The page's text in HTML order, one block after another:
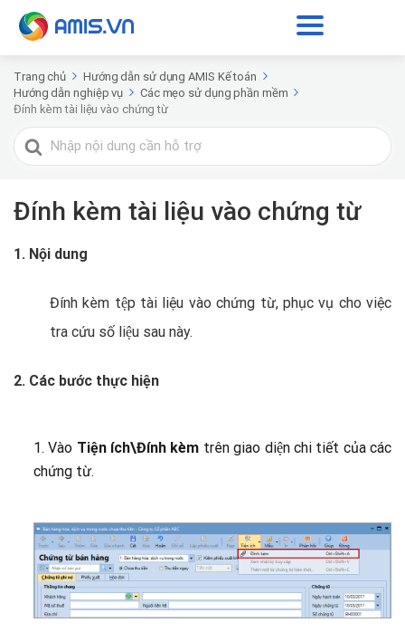
Trang chủ
Hướng dẫn sử dụng AMIS Kế toán
Hướng dẫn nghiệp vụ
Các mẹo sử dụng phần mềm
Đính kèm tài liệu vào chứng từ
Tìm
kiếm
Đính kèm tài liệu vào chứng từ
1. Nội dung
Đính kèm tệp tài liệu vào chứng từ, phục vụ cho việc
tra cứu số liệu sau này.
2. Các bước thực hiện
1. Vào Tiện ích\Đính kèm trên giao diện chi tiết của các
chứng từ.